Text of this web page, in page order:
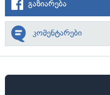
გაზიარება
კომენტარები